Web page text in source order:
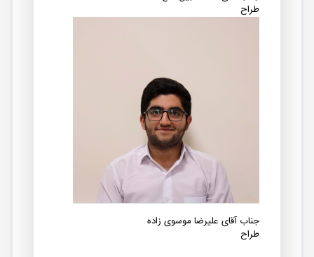
طراح
جناب آقای علیرضا موسوی زاده
طراح